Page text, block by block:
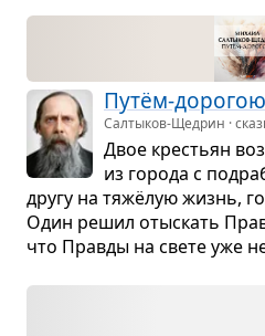
Путём-доро­гою
Салтыков-Щедрин ·
Двое кре­стьян
из города с
другу на тяжёлую жизнь,
Один решил отыс­кать
что Правды на свете уже